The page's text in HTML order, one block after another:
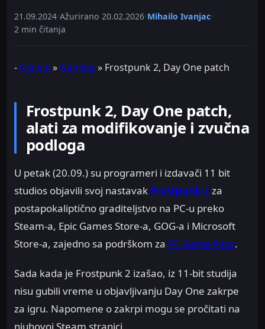
21.09.2024 Ažurirano 20.02.2026 Mihailo Ivanjac
2 min čitanja
- Glavna » Gaming » Frostpunk 2, Day One patch
Frostpunk 2, Day One patch,
alati za modifikovanje i zvučna
podloga
U petak (20.09.) su programeri i izdavači 11 bit
studios objavili svoj nastavak Frostpunk 2za
postapokaliptično graditeljstvo na PC-u preko
Steam-a, Epic Games Store-a, GOG-a i Microsoft
Store-a, zajedno sa podrškom za PC Game Pass.
Sada kada je Frostpunk 2 izašao, iz 11-bit studija
nisu gubili vreme u objavljivanju Day One zakrpe
za igru. Napomene o zakrpi mogu se pročitati na